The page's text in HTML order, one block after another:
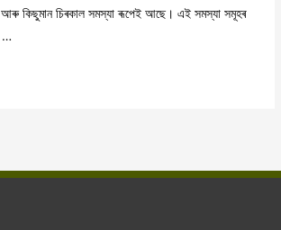
আৰু কিছুমান চিৰকাল সমস্যা ৰূপেই আছে। এই সমস্যা সমূহৰ
…